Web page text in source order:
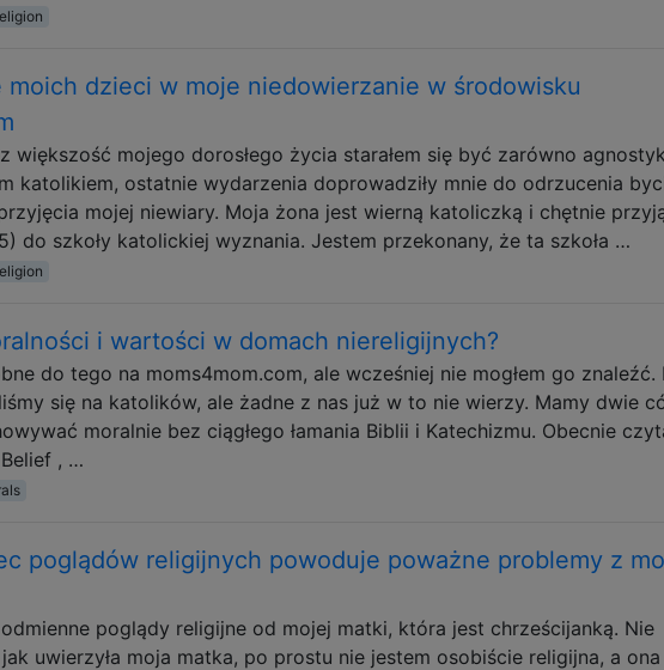
moich dzieci w moje niedowierzanie w środowisku
większość mojego dorosłego życia starałem się być zarówno
katolikiem, ostatnie wydarzenia doprowadziły mnie do odrzucenia
mojej niewiary. Moja żona jest wierną katoliczką i chętnie
do szkoły katolickiej wyznania. Jestem przekonany, że ta szkoła …
i wartości w domach niereligijnych?
do tego na moms4mom.com, ale wcześniej nie mogłem go znaleźć.
się na katolików, ale żadne z nas już w to nie wierzy. Mamy dwie
moralnie bez ciągłego łamania Biblii i Katechizmu. Obecnie
, …
poglądów religijnych powoduje poważne problemy z
poglądy religijne od mojej matki, która jest chrześcijanką. Nie
uwierzyła moja matka, po prostu nie jestem osobiście religijna, a ona